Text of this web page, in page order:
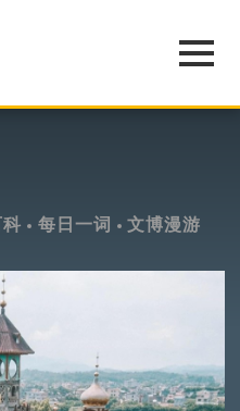
每日一词 文博漫游